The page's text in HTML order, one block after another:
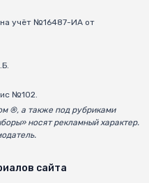
на учёт №16487-ИА от
№102.
®, а также под рубриками
носят рекламный характер.
сайта